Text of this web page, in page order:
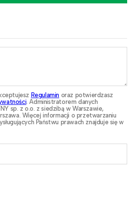
Regulamin oraz potwierdzasz
. Administratorem danych
sp. z o.o. z siedzibą w Warszawie,
Więcej informacji o przetwarzaniu
Państwu prawach znajduje się w